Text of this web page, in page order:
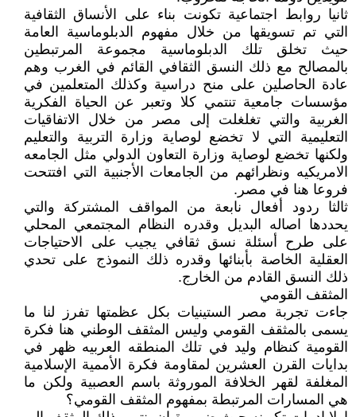
ثانيا روابط اجتماعية تكونت بناء على الأنساق الثقافية
التي تم تسويقها من خلال مفهوم الدبلوماسية العامة
حيث تخلق تلك الدبلوماسية مجموعة المرتبطين
بالمصالح مع ذلك النسق الثقافي القائم في الغرب وهم
عادة الحاصلين على منح دراسية وكذلك المتعلمين في
مؤسسات جامعية تنتمي كلا وتعبر عن الحياة الفكرية
الغربية والتي تغلغلت إلى مصر من خلال الاتفاقيات
التعليمية التي لا تخضع لوصاية وزارة التربية والتعليم
ولكنها تخضع لوصاية وزارة التعاون الدولي مثل الجامعه
الامريكيه ونظرائهم من الجامعات الأجنبية التي افتتحت
فروعا هنا في مصر.
ثالثا ردود أفعال نابعة من المواقف المشتركة والتي
يحددها اصاله البديل وقدره النظام المجتمعي المحلي
على طرح أسئلة نسق ثقافي يجيب على الاحتياجات
العقلية الخاصة بأبنائها وقدره ذلك النموذج على تحدي
ذلك النسق القادم من الخارج.
المثقف القومي
جاءت تجربة مصر الستينيات بكل عظمتها تفرز لنا ما
يسمى بالمثقف القومي وليس المثقف الوطني هنا فكرة
القومية كنظام وليد في تلك المنطقه العربيه ظهر في
بدايات القرن العشرين لمقاومة فكرة الأممية الإسلامية
المغلفة لقهر الخلافة الموروثة باسم العصبية ولكن ما
هي المسارات المرتبطة بمفهوم المثقف القومي؟